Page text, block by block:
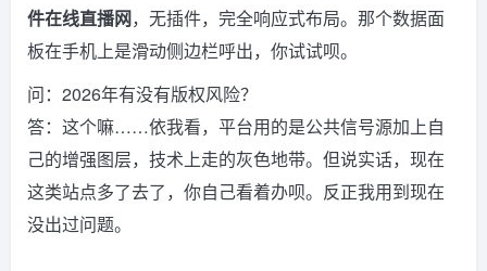
件在线直播网，无插件，完全响应式布局。那个数据面
板在手机上是滑动侧边栏呼出，你试试呗。
问：2026年有没有版权风险？
答：这个嘛……依我看，平台用的是公共信号源加上自
己的增强图层，技术上走的灰色地带。但说实话，现在
这类站点多了去了，你自己看着办呗。反正我用到现在
没出过问题。